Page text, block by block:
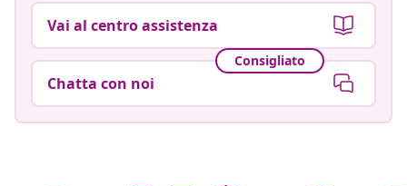
Vai al centro assistenza
Consigliato
Chatta con noi